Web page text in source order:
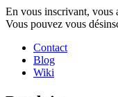
En vous inscrivant, vous
Vous pouvez vous
Contact
Blog
Wiki